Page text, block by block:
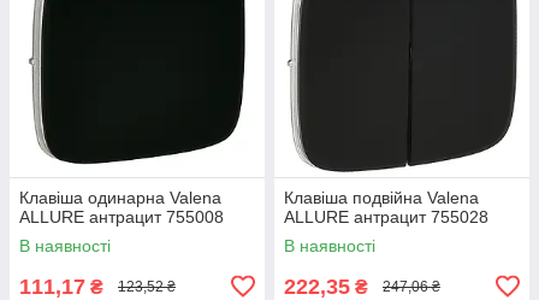
Клавіша одинарна Valena
ALLURE антрацит 755008
В наявності
111,17 ₴ 123,52 ₴
Клавіша подвійна Valena
ALLURE антрацит 755028
В наявності
222,35 ₴ 247,06 ₴